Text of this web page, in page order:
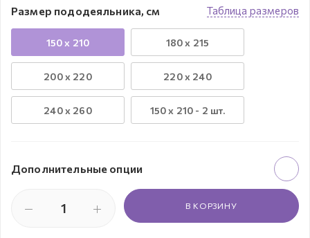
Таблица размеров
Размер пододеяльника, см
150 x 210 180 x 215
200 x 220 220 x 240
240 х 260 150 х 210 - 2 шт.
Дополнительные опции
В КОРЗИНУ